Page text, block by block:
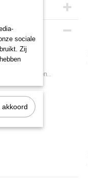
vermogen..
sociale
Zij
akkoord